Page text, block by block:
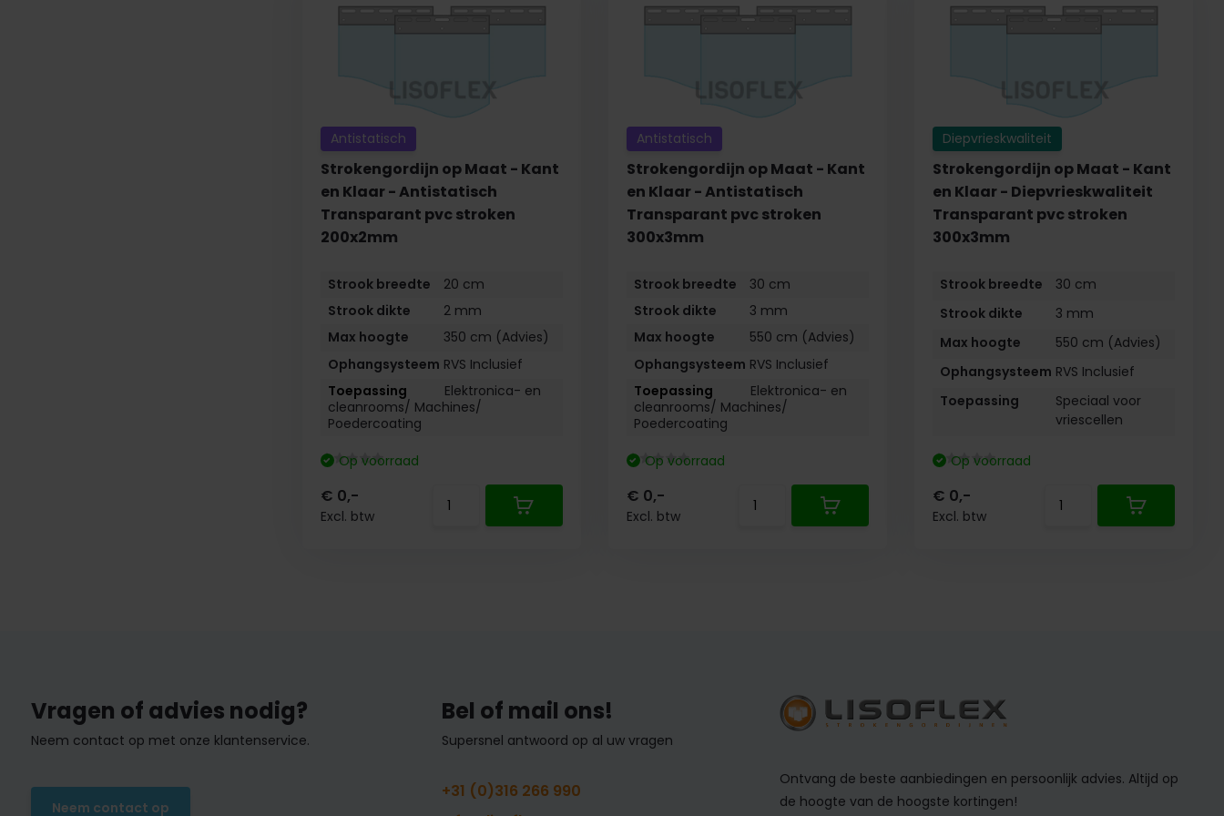
Antistatisch
Strokengordijn op Maat - Kant
en Klaar - Antistatisch
Transparant pvc stroken
200x2mm
Strook breedte
20 cm
Strook dikte
2 mm
Max hoogte
350 cm (Advies)
Ophangsysteem RVS Inclusief
Elektronica- en
cleanrooms/ Machines/
Poedercoating
Op voorraad
€ 0,-
Excl. btw
Antistatisch
Strokengordijn op Maat - Kant
en Klaar - Antistatisch
Transparant pvc stroken
300x3mm
Strook breedte
30 cm
Strook dikte
3 mm
Max hoogte
550 cm (Advies)
Ophangsysteem RVS Inclusief
Elektronica- en
cleanrooms/ Machines/
Poedercoating
Op voorraad
€ 0,-
Excl. btw
Diepvrieskwaliteit
Strokengordijn op Maat - Kant
en Klaar - Diepvrieskwaliteit
Transparant pvc stroken
300x3mm
Strook breedte
30 cm
Strook dikte
3 mm
Max hoogte
550 cm (Advies)
Ophangsysteem RVS Inclusief
Toepassing
Speciaal voor
vriescellen
Op voorraad
€ 0,-
Excl. btw
Vragen of advies nodig?
Neem contact op met onze klantenservice.
Neem contact op
Bel of mail ons!
Supersnel antwoord op al uw vragen
+31 (0)316 266 990
Ontvang de beste aanbiedingen en persoonlijk advies. Altijd op
de hoogte van de hoogste kortingen!